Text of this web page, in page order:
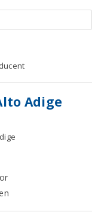
Adige